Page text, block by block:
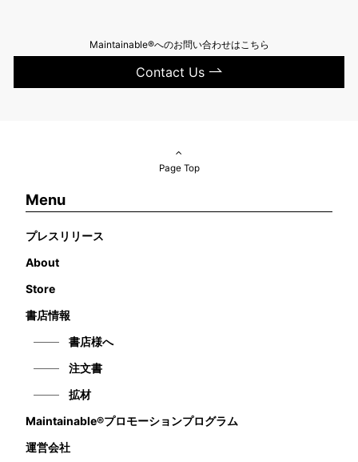
Maintainable®へのお問い合わせはこちら
Contact Us
Page Top
Menu
プレスリリース
About
Store
書店情報
書店様へ
注文書
拡材
Maintainable®プロモーションプログラム
運営会社